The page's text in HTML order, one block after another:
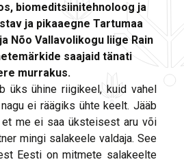
biomeditsiinitehnoloog ja
ja pikaaegne Tartumaa
Nõo Vallavolikogu liige Rain
saajaid tänati
murrakus.
üks ühine riigikeel, kuid vahel
ei räägiks ühte keelt. Jääb
me ei saa üksteisest aru või
mingi salakeele valdaja. See
Eesti on mitmete salakeelte